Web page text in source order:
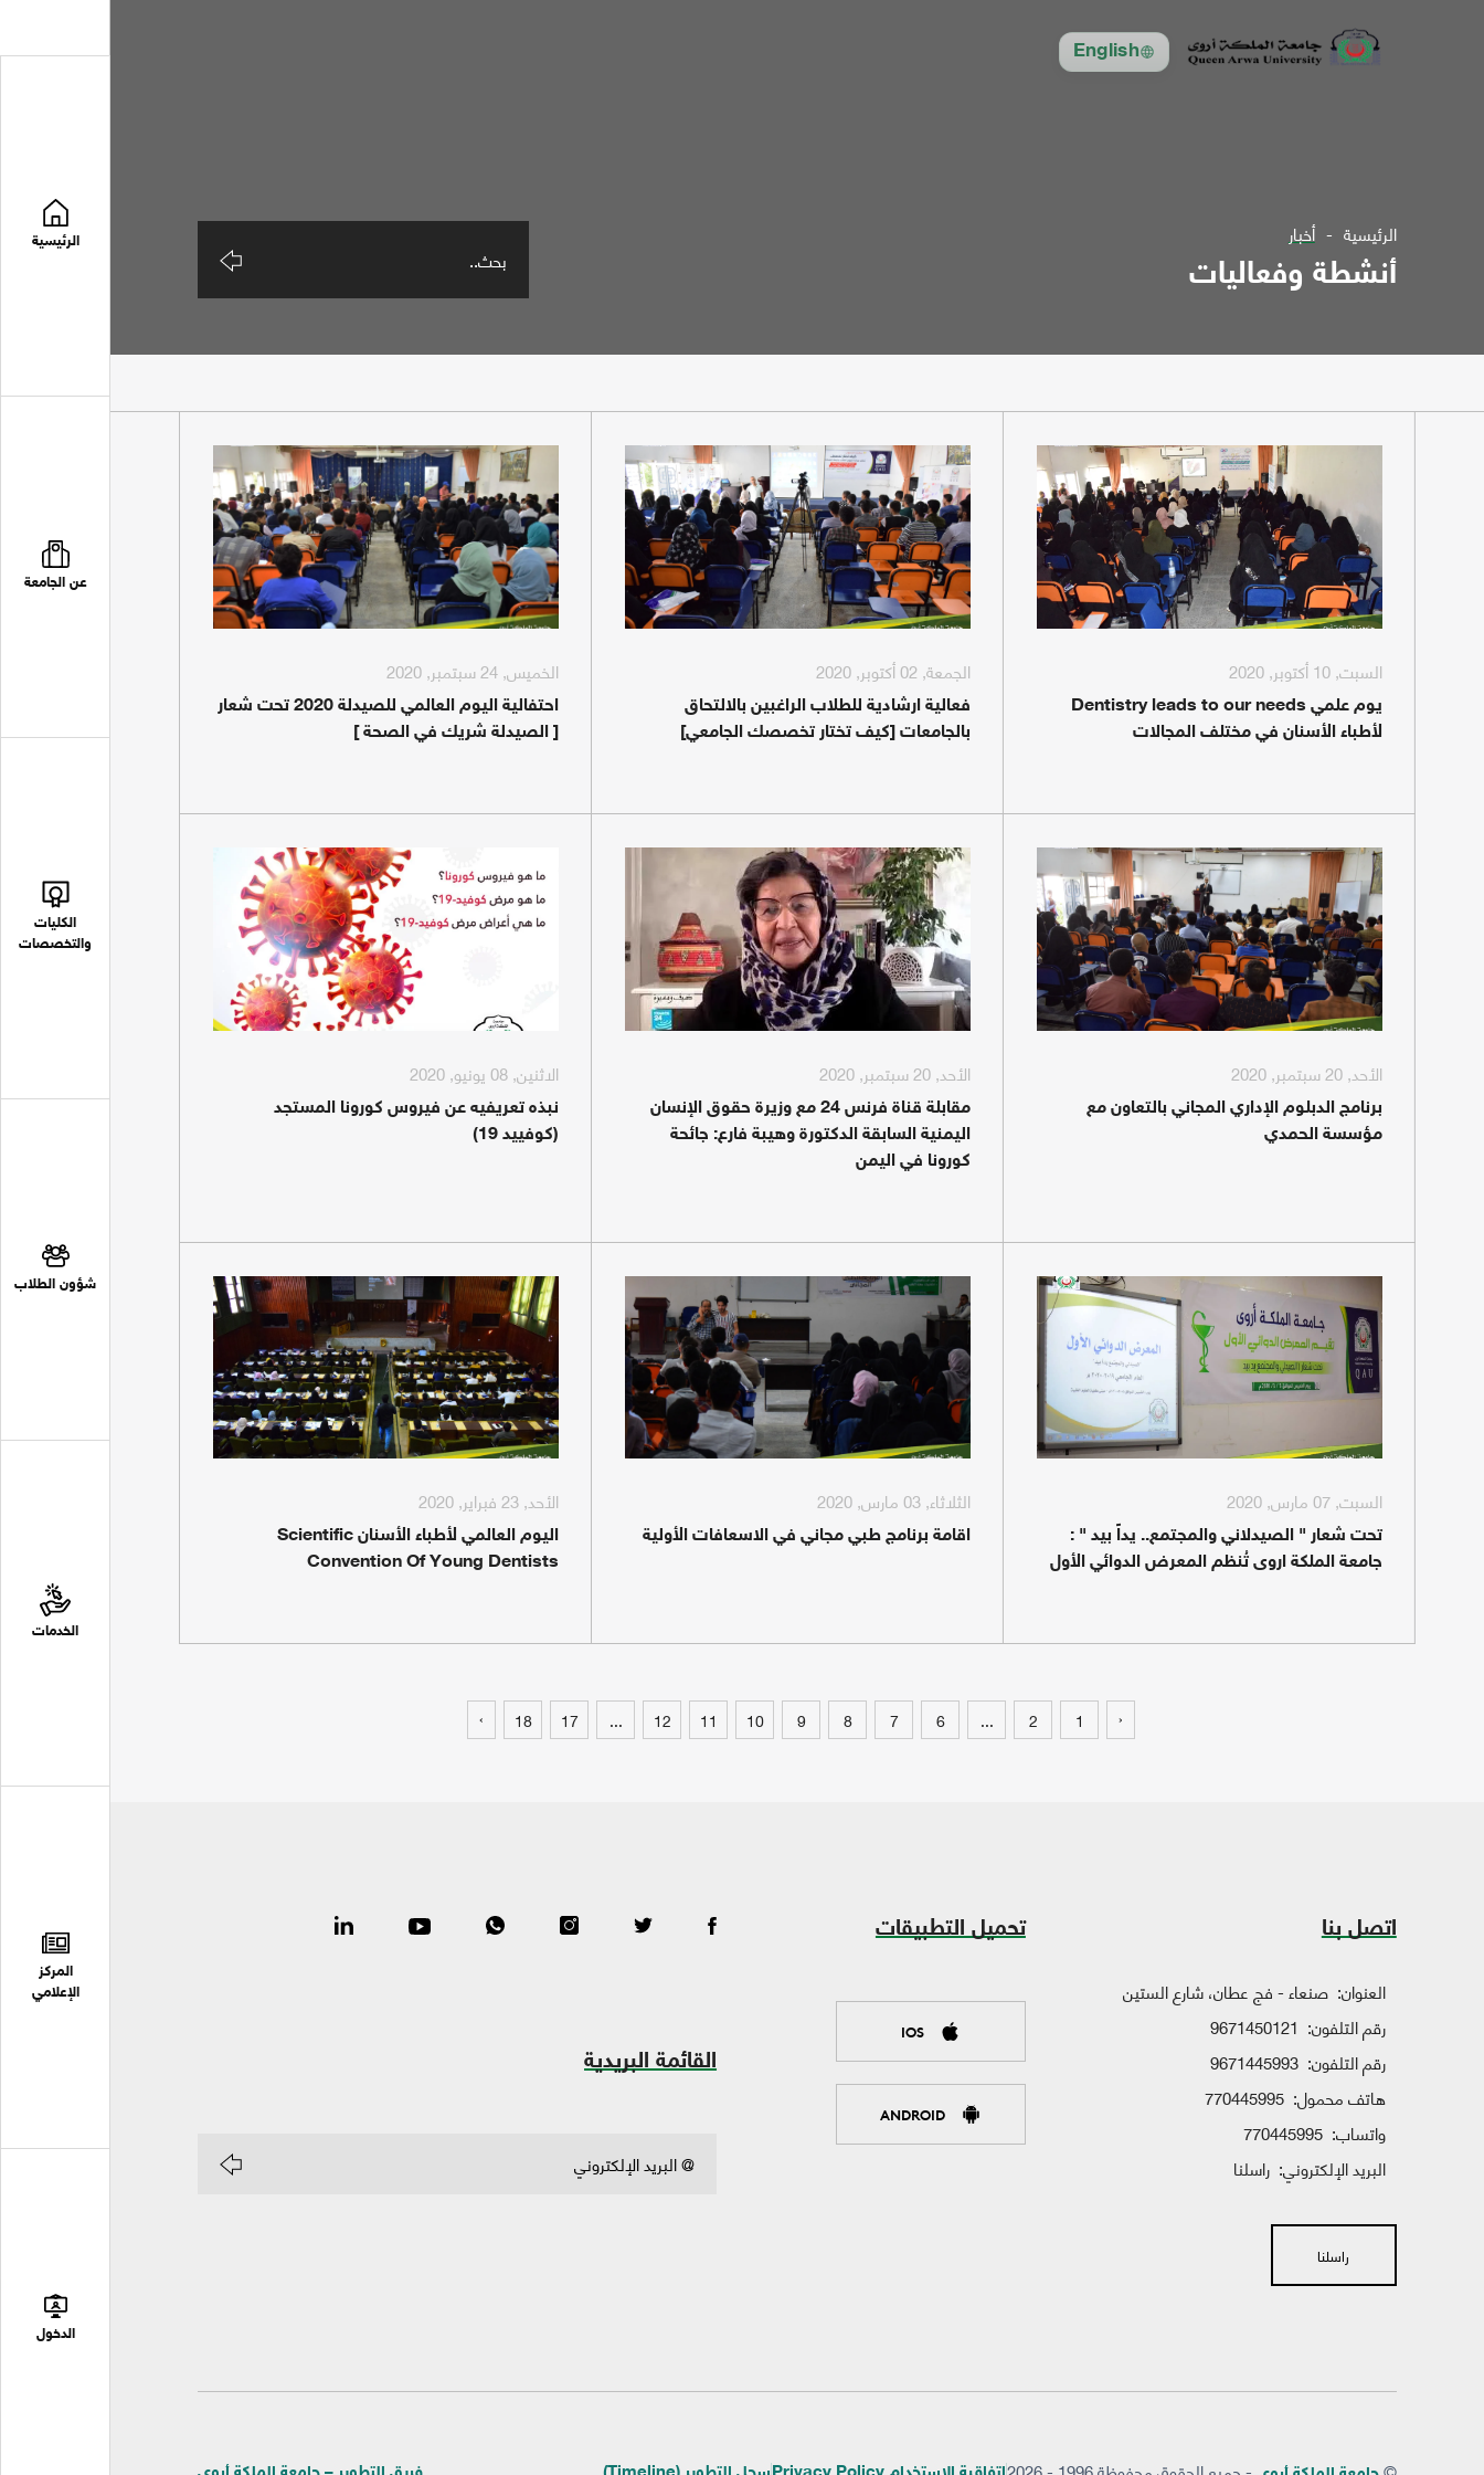
English
الرئيسية
عن الجامعة
الكليات
والتخصصات
شؤون الطلاب
الخدمات
المركز
الإعلامي
الدخول
الرئيسية أخبار
أنشطة وفعاليات
السبت, 10 أكتوبر, 2020
يوم علمي Dentistry leads to our needs
لأطباء الأسنان في مختلف المجالات
الجمعة, 02 أكتوبر, 2020
فعالية ارشادية للطلاب الراغبين بالالتحاق
بالجامعات [كيف تختار تخصصك الجامعي]
الخميس, 24 سبتمبر, 2020
احتفالية اليوم العالمي للصيدلة 2020 تحت شعار
[ الصيدلة شريك في الصحة ]
الأحد, 20 سبتمبر, 2020
برنامج الدبلوم الإداري المجاني بالتعاون مع
مؤسسة الحمدي
الأحد, 20 سبتمبر, 2020
مقابلة قناة فرنس 24 مع وزيرة حقوق الإنسان
اليمنية السابقة الدكتورة وهيبة فارع: جائحة
كورونا في اليمن
الاثنين, 08 يونيو, 2020
نبذه تعريفيه عن فيروس كورونا المستجد
(كوفييد 19)
السبت, 07 مارس, 2020
تحت شعار " الصيدلاني والمجتمع.. يداً بيد " :
جامعة الملكة اروى تُنظم المعرض الدوائي الأول
الثلاثاء, 03 مارس, 2020
اقامة برنامج طبي مجاني في الاسعافات الأولية
الأحد, 23 فبراير, 2020
اليوم العالمي لأطباء الأسنان Scientific
Convention Of Young Dentists
‹
1
2
...
6
7
8
9
10
11
12
...
17
18
›
اتصل بنا
العنوان: صنعاء - فج عطان، شارع الستين
رقم التلفون: 9671450121
رقم التلفون: 9671445993
هاتف محمول: 770445995
واتساب: 770445995
البريد الإلكتروني: راسلنا
راسلنا
تحميل التطبيقات
IOS
ANDROID
القائمة البريدية